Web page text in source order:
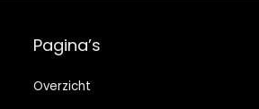
Pagina’s
Overzicht